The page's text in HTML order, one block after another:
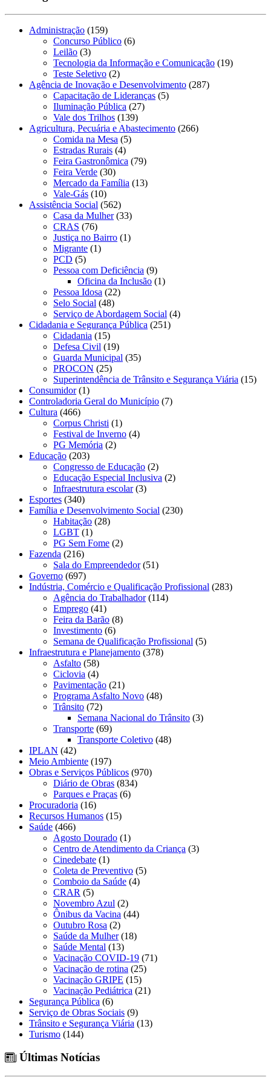
Administração (159)
Concurso Público (6)
Leilão (3)
Tecnologia da Informação e Comunicação (19)
Teste Seletivo (2)
Agência de Inovação e Desenvolvimento (287)
Capacitação de Lideranças (5)
Iluminação Pública (27)
Vale dos Trilhos (139)
Agricultura, Pecuária e Abastecimento (266)
Comida na Mesa (5)
Estradas Rurais (4)
Feira Gastronômica (79)
Feira Verde (30)
Mercado da Família (13)
Vale-Gás (10)
Assistência Social (562)
Casa da Mulher(33)
CRAS (76)
Justiça no Bairro (1)
Migrante (1)
PCD (5)
Pessoa com Deficiência (9)
Oficina da Inclusão (1)
Pessoa Idosa (22)
Selo Social (48)
Serviço de Abordagem Social (4)
Cidadania e Segurança Pública (251)
Cidadania (15)
Defesa Civil (19)
Guarda Municipal (35)
PROCON (25)
Superintendência de Trânsito e Segurança Viária (15)
Consumidor(1)
Controladoria Geral do Município (7)
Cultura (466)
Corpus Christi (1)
Festival de Inverno (4)
PG Memória (2)
Educação (203)
Congresso de Educação (2)
Educação Especial Inclusiva (2)
Infraestrutura escolar(3)
Esportes (340)
Família e Desenvolvimento Social (230)
Habitação (28)
LGBT (1)
PG Sem Fome (2)
Fazenda (216)
Sala do Empreendedor(51)
Governo (697)
Indústria, Comércio e Qualificação Profissional (283)
Agência do Trabalhador(114)
Emprego (41)
Feira da Barão (8)
Investimento (6)
Semana de Qualificação Profissional (5)
Infraestrutura e Planejamento (378)
Asfalto (58)
Ciclovia (4)
Pavimentação (21)
Programa Asfalto Novo (48)
Trânsito (72)
Semana Nacional do Trânsito (3)
Transporte (69)
Transporte Coletivo (48)
IPLAN (42)
Meio Ambiente (197)
Obras e Serviços Públicos (970)
Diário de Obras (834)
Parques e Praças (6)
Procuradoria (16)
Recursos Humanos (15)
Saúde (466)
Agosto Dourado (1)
Centro de Atendimento da Criança (3)
Cinedebate (1)
Coleta de Preventivo (5)
Comboio da Saúde (4)
CRAR (5)
Novembro Azul (2)
Ônibus da Vacina (44)
Outubro Rosa (2)
Saúde da Mulher(18)
Saúde Mental (13)
Vacinação COVID-19 (71)
Vacinação de rotina (25)
Vacinação GRIPE (15)
Vacinação Pediátrica (21)
Segurança Pública (6)
Serviço de Obras Sociais (9)
Trânsito e Segurança Viária (13)
Turismo (144)
Últimas Notícias